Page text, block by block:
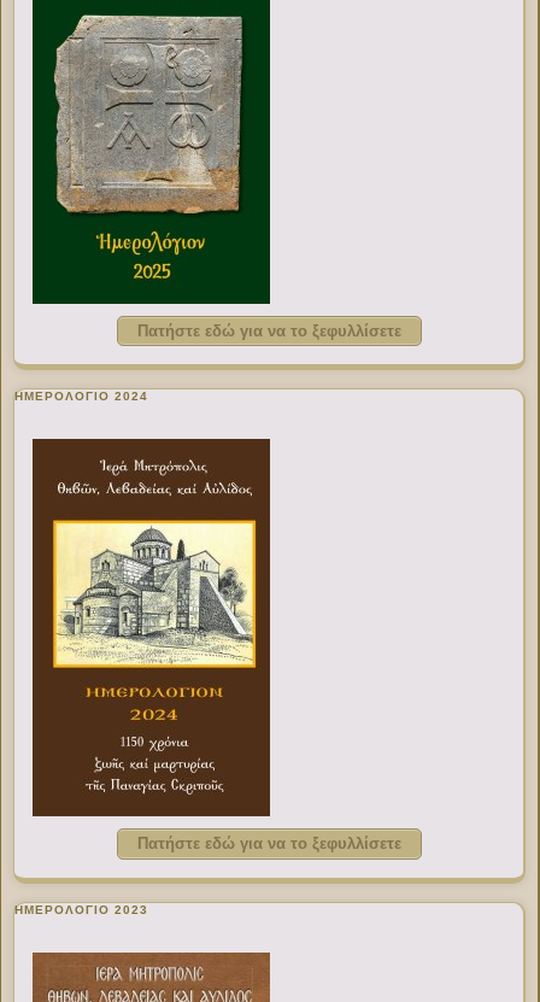
Πατήστε εδώ για να το ξεφυλλίσετε
ΗΜΕΡΟΛΟΓΙΟ 2024
Πατήστε εδώ για να το ξεφυλλίσετε
ΗΜΕΡΟΛΟΓΙΟ 2023